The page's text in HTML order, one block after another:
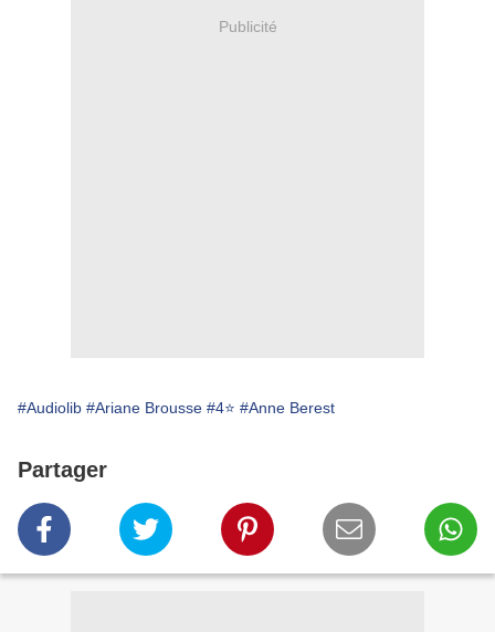
Publicité
#Audiolib #Ariane Brousse #4⭐ #Anne Berest
Partager